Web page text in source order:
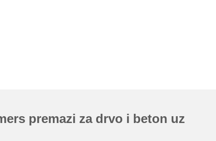
premazi za drvo i beton uz